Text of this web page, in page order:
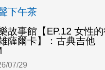
下午茶
故事館【EP.12 女性
薩爾卡】：古典吉他
07/29